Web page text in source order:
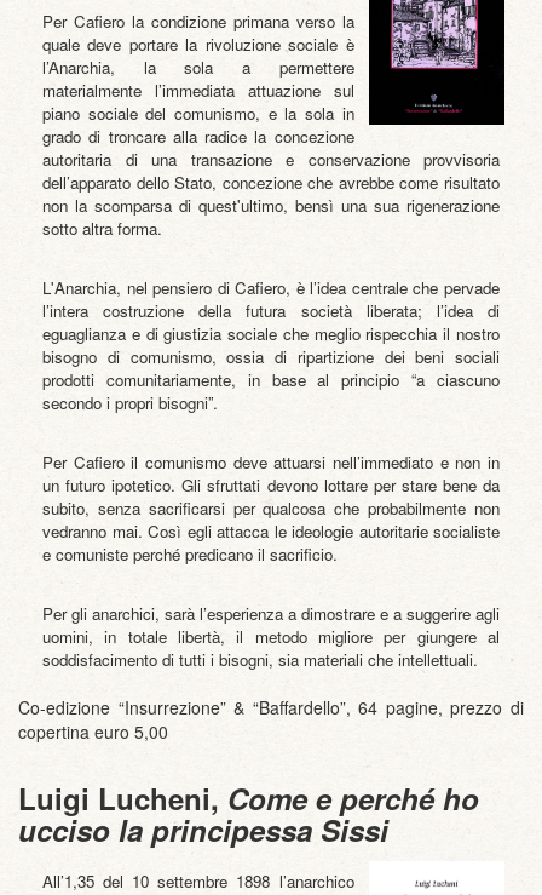
Per Cafiero la condizione primana verso la
quale deve portare la rivoluzione sociale è
l’Anarchia, la sola a permettere
materialmente l’immediata attuazione sul
piano sociale del comunismo, e la sola in
grado di troncare alla radice la concezione
autoritaria di una transazione e conservazione provvisoria
dell’apparato dello Stato, concezione che avrebbe come risultato
non la scomparsa di quest'ultimo, bensì una sua rigenerazione
sotto altra forma.
L'Anarchia, nel pensiero di Cafiero, è l’idea centrale che pervade
l’intera costruzione della futura società liberata; l’idea di
eguaglianza e di giustizia sociale che meglio rispecchia il nostro
bisogno di comunismo, ossia di ripartizione dei beni sociali
prodotti comunitariamente, in base al principio “a ciascuno
secondo i propri bisogni”.
Per Cafiero il comunismo deve attuarsi nell’immediato e non in
un futuro ipotetico. Gli sfruttati devono lottare per stare bene da
subito, senza sacrificarsi per qualcosa che probabilmente non
vedranno mai. Così egli attacca le ideologie autoritarie socialiste
e comuniste perché predicano il sacrificio.
Per gli anarchici, sarà l’esperienza a dimostrare e a suggerire agli
uomini, in totale libertà, il metodo migliore per giungere al
soddisfacimento di tutti i bisogni, sia materiali che intellettuali.
Co-edizione “Insurrezione” & “Baffardello”, 64 pagine, prezzo di
copertina euro 5,00
Luigi Lucheni, Come e perché ho
ucciso la principessa Sissi
All’1,35 del 10 settembre 1898 l’anarchico